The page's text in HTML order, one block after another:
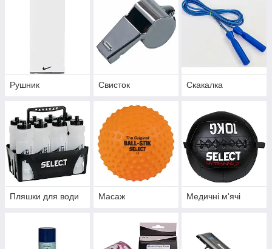
Рушник Свисток Скакалка
Пляшки для води Масаж Медичні м'ячі